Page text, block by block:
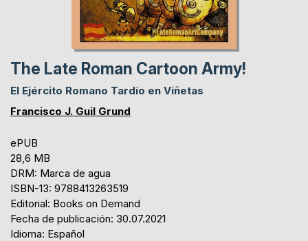
The Late Roman Cartoon Army!
El Ejército Romano Tardío en Viñetas
Francisco J. Guil Grund
ePUB
28,6 MB
DRM: Marca de agua
ISBN-13: 9788413263519
Editorial: Books on Demand
Fecha de publicación: 30.07.2021
Idioma: Español